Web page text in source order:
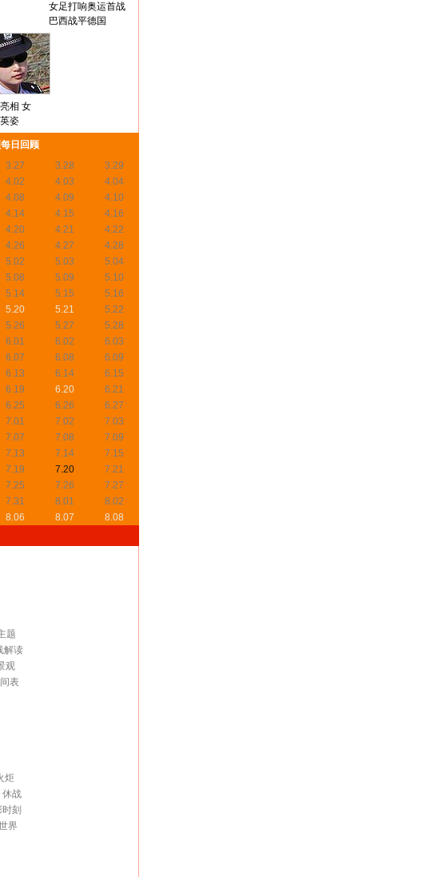
女足打响奥运首战
巴西战平德国
相 女
姿
日回顾
3.27 3.28
3.29
4.02 4.03
4.04
4.08 4.09
4.10
4.14 4.15
4.16
4.20 4.21
4.22
4.26 4.27
4.28
5.02 5.03
5.04
5.08 5.09
5.10
5.14 5.15
5.16
5.20 5.21
5.22
5.26 5.27
5.28
6.01 6.02
6.03
6.07 6.08
6.09
6.13 6.14
6.15
6.19 6.20
6.21
6.25 6.26
6.27
7.01 7.02
7.03
7.07 7.08
7.09
7.13 7.14
7.15
7.19 7.20
7.21
7.25 7.26
7.27
7.31 8.01
8.02
8.06 8.07
8.08
题
解读
观
表
炬
休战
刻
界